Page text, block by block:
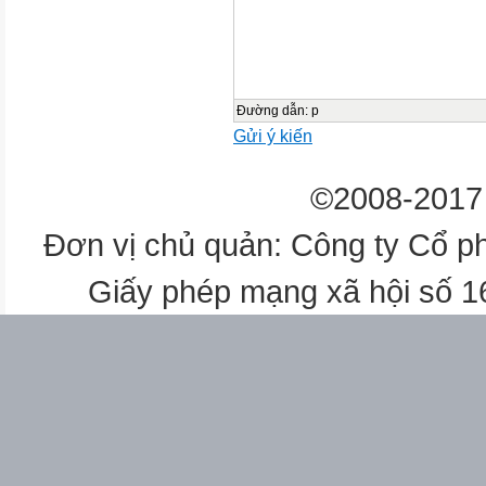
11’
Đường dẫn: p
Gửi ý kiến
©2008-
Đơn vị chủ quản: Công ty Cổ
Giấy phép mạng xã hội số